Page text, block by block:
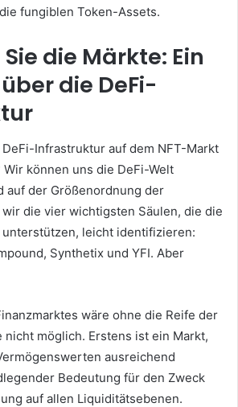
fungiblen Token-Assets.
die Märkte: Ein
die DeFi-
Infrastruktur auf dem NFT-Markt
Wir können uns die DeFi-Welt
auf der Größenordnung der
die vier wichtigsten Säulen, die die
unterstützen, leicht identifizieren:
Synthetix und YFI. Aber
wäre ohne die Reife der
möglich. Erstens ist ein Markt,
ausreichend
Bedeutung für den Zweck
auf allen Liquiditätsebenen.